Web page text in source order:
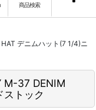
商品検索
デニムハット(7 1/4)ニ
M-37 DENIM
トック